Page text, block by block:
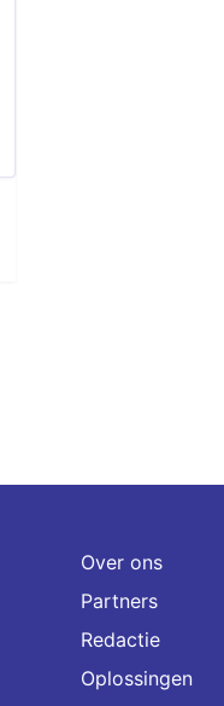
Over ons
Partners
Redactie
Oplossingen